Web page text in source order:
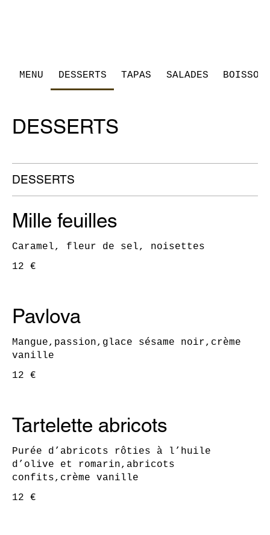
MENU DESSERTS TAPAS SALADES
DESSERTS
DESSERTS
Mille feuilles
Caramel, fleur de sel, noisettes
12 €
Pavlova
Mangue,passion,glace sésame noir,crème
vanille
12 €
Tartelette abricots
Purée d’abricots rôties à l’huile
d’olive et romarin,abricots
confits,crème vanille
12 €